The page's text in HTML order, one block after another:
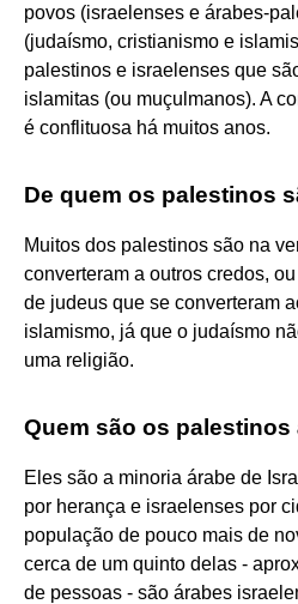
povos (israelenses e árabes-
(judaísmo, cristianismo e
palestinos e israelenses que
islamitas (ou muçulmanos). A
é conflituosa há muitos anos.
De quem os palestinos
Muitos dos palestinos são na
converteram a outros credos,
de judeus que se converteram
islamismo, já que o judaísmo
uma religião.
Quem são os
Eles são a minoria árabe de
por herança e israelenses por
população de pouco mais de
cerca de um quinto delas -
de pessoas - são árabes